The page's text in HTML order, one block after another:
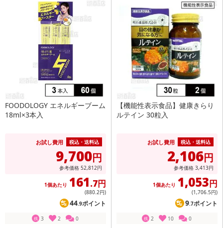
FOODOLOGY エネルギーブーム
18ml×3本入
お試し費用 税込・送料込
9,700円
参考価格 52,812円
1個あたり 161.7円
(880.2円)
44.9ポイント
残 3 2 0
【機能性表示食品】健康きらり
ルテイン 30粒入
お試し費用 税込・送料込
2,106円
参考価格 3,413円
1個あたり 1,053円
(1,706.5円)
9.7ポイント
残 2 10 0